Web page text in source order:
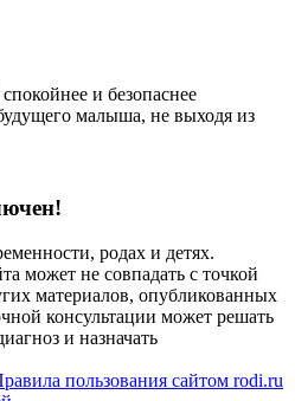
и безопаснее
малыша, не выходя из
родах и детях.
может не совпадать с точкой
материалов, опубликованных
консультации может решать
и назначать
пользования сайтом rodi.ru